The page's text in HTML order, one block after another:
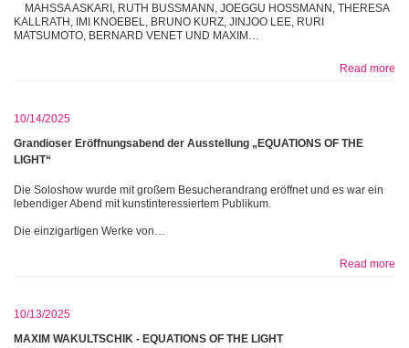
MAHSSA ASKARI, RUTH BUSSMANN, JOEGGU HOSSMANN, THERESA
KALLRATH, IMI KNOEBEL, BRUNO KURZ, JINJOO LEE, RURI
MATSUMOTO, BERNARD VENET UND MAXIM…
Read more
10/14/2025
Grandioser Eröffnungsabend der Ausstellung „EQUATIONS OF THE
LIGHT“
Die Soloshow wurde mit großem Besucherandrang eröffnet und es war ein
lebendiger Abend mit kunstinteressiertem Publikum.
Die einzigartigen Werke von…
Read more
10/13/2025
MAXIM WAKULTSCHIK - EQUATIONS OF THE LIGHT